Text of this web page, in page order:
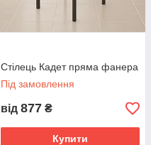
Стілець Кадет пряма фанера
Під замовлення
від 877 ₴
Купити